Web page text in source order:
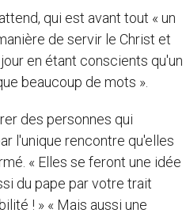
qui est avant tout « un
de servir le Christ et
en étant conscients qu'un
beaucoup de mots ».
des personnes qui
l'unique rencontre qu'elles
« Elles se feront une idée
du pape par votre trait
! » « Mais aussi une